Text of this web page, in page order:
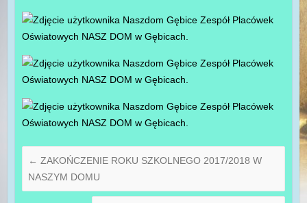
← ZAKOŃCZENIE ROKU SZKOLNEGO 2017/2018 W
NASZYM DOMU